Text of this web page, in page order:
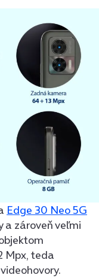
Edge 30 Neo 5G
a zároveň veľmi
Mpx, teda